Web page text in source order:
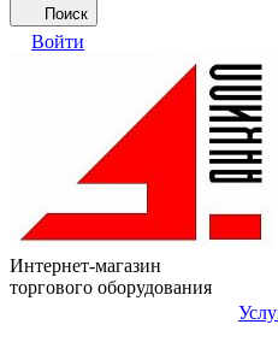
Поиск
Войти
Интернет-магазин
торгового оборудования